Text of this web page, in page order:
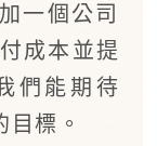
一個公司
成本並提
們能期待
標。